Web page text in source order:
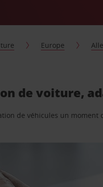
Europe
de voiture,
de véhicules un